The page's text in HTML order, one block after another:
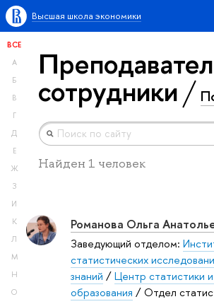
Высшая школа экономики
ВСЕ
А
Б
В
Г
Д
Е
Ж
З
И
К
Л
М
Н
О
сотрудники
Найден 1 человек
Романова Ольга
Заведующий отделом:
статистических
знаний /Центр статистики
образования / Отдел